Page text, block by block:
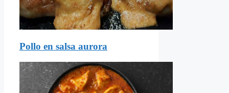
Pollo en salsa aurora